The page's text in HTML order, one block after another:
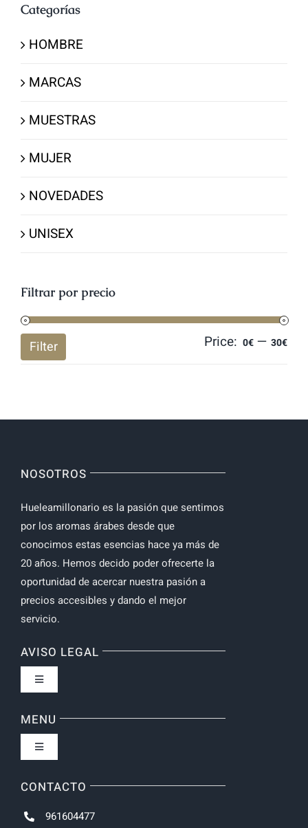
Categorías
HOMBRE
MARCAS
MUESTRAS
MUJER
NOVEDADES
UNISEX
Filtrar por precio
Filter Price: 0€ — 30€
NOSOTROS
Hueleamillonario es la pasión que sentimos
por los aromas árabes desde que
conocimos estas esencias hace ya más de
20 años. Hemos decido poder ofrecerte la
oportunidad de acercar nuestra pasión a
precios accesibles y dando el mejor
servicio.
AVISO LEGAL
Toggle
Política de privacidad
MENU
Toggle
Inicio
CONTACTO
961604477